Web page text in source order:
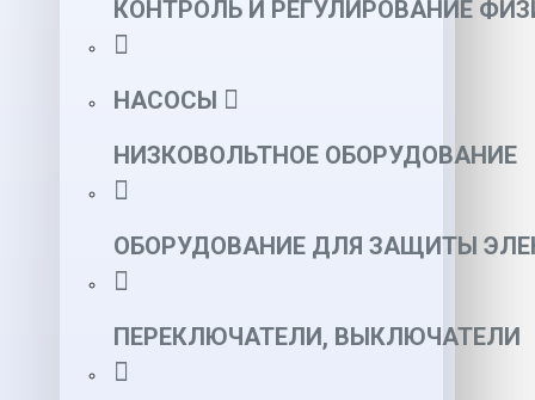
КОНТРОЛЬ И РЕГУЛИРОВАНИЕ
НАСОСЫ
НИЗКОВОЛЬТНОЕ ОБОРУДОВАНИЕ
ОБОРУДОВАНИЕ ДЛЯ ЗАЩИТЫ
ПЕРЕКЛЮЧАТЕЛИ, ВЫКЛЮЧАТЕЛИ